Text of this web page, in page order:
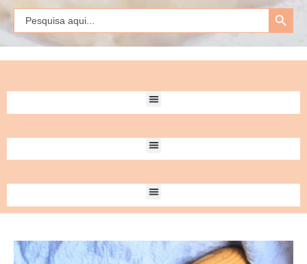
Search
for:
Search Button